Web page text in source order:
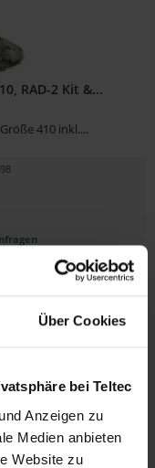
Über Cookies
bei Teltec
Anzeigen zu
Medien anbieten
Website zu
RAD-2 Kit &...
410 inkl....
RAD-2 Kit &...